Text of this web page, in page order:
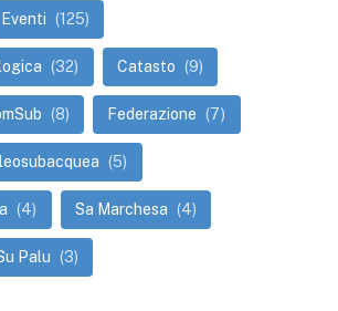
Eventi (125)
(32) Catasto (9)
(8) Federazione (7)
(5)
(4) Sa Marchesa (4)
Palu (3)